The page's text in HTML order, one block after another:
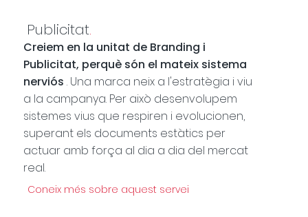
Publicitat.
Creiem en la unitat de Branding i
Publicitat, perquè són el mateix sistema
nerviós . Una marca neix a l'estratègia i viu
a la campanya. Per això desenvolupem
sistemes vius que respiren i evolucionen,
superant els documents estàtics per
actuar amb força al dia a dia del mercat
real.
Coneix més sobre aquest servei